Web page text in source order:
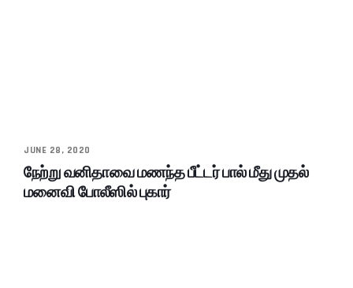
JUNE 28, 2020
நேற்று வனிதாவை மணந்த பீட்டர் பால் மீது முதல்
மனைவி போலீஸில் புகார்